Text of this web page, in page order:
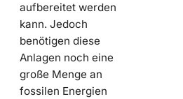
aufbereitet werden
kann. Jedoch
benötigen diese
Anlagen noch eine
große Menge an
fossilen Energien